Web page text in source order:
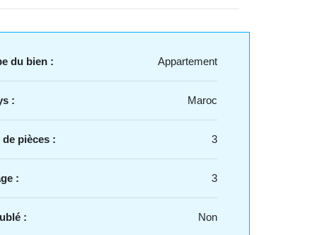
du bien : Appartement
: Maroc
de pièces : 3
: 3
: Non